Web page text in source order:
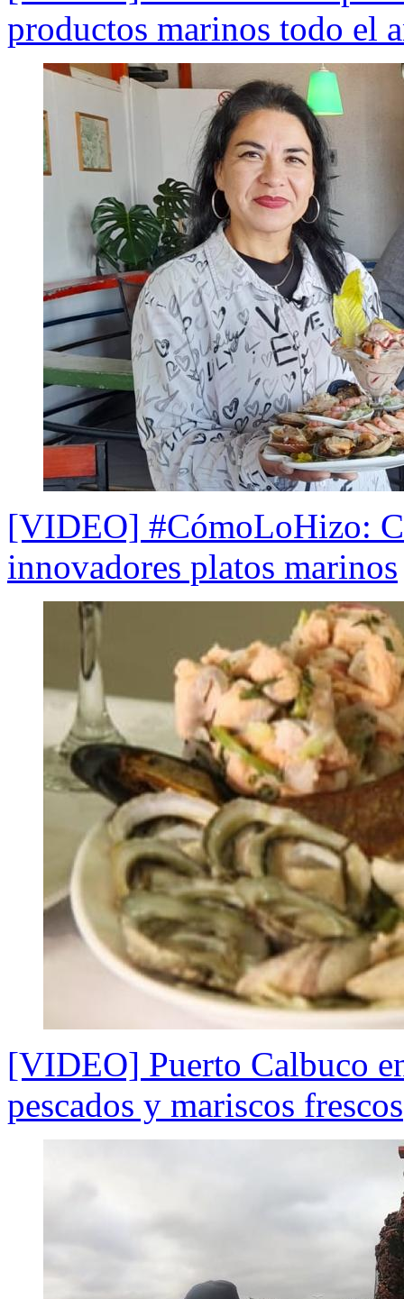
productos marinos todo el
[VIDEO] #CómoLoHizo:
innovadores platos marinos
[VIDEO] Puerto Calbuco
pescados y mariscos frescos